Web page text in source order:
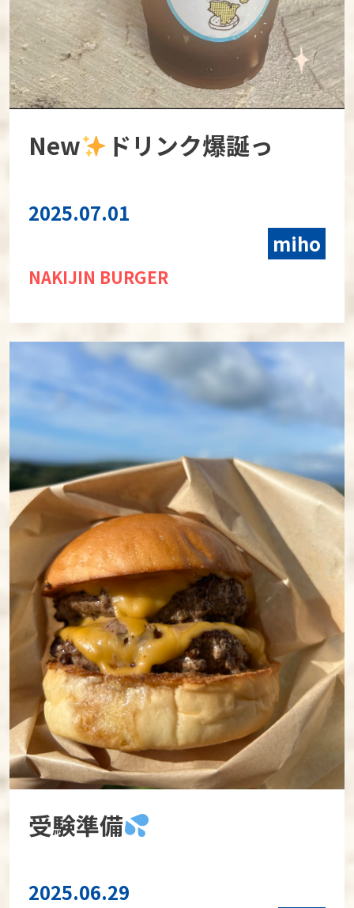
New ドリンク爆誕っ
2025.07.01
miho
NAKIJIN BURGER
受験準備
2025.06.29